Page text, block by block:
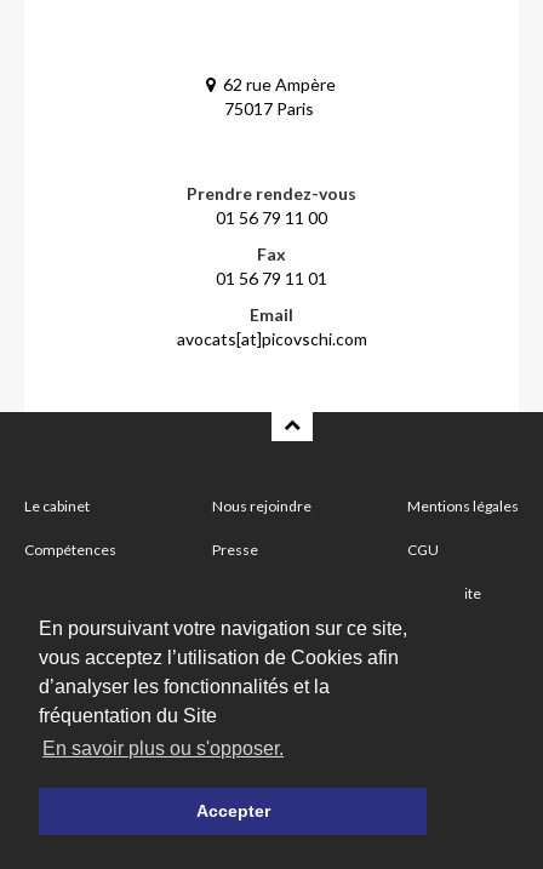
En poursuivant votre navigation sur ce site,
vous acceptez l’utilisation de Cookies afin
d’analyser les fonctionnalités et la
fréquentation du Site
En savoir plus ou s'opposer.
Accepter
62 rue Ampère
75017 Paris
Prendre rendez-vous
01 56 79 11 00
Fax
01 56 79 11 01
Email
avocats[at]picovschi.com
Le cabinet
Compétences
Nous rejoindre
Presse
Mentions légales
CGU
Plan du site
Abonnez-vous à notre newsletter
Suivez-nous